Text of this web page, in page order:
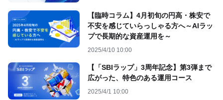
【臨時コラム】4月初旬の円高・株安で
不安を感じていらっしゃる方へ～AIラッ
プで長期的な資産運用を～
2025/4/10 10:00
【「SBIラップ」3周年記念】第3弾まで
広がった、特色のある運用コース
2025/4/1 10:00